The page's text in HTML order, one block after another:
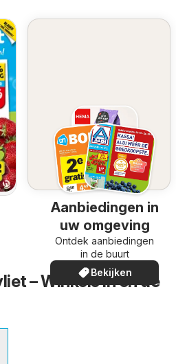
Aanbiedingen in
uw omgeving
Ontdek aanbiedingen
in de buurt
Bekijken
– Winkels in en de